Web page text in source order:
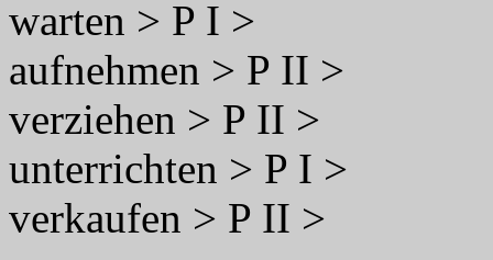
warten > P I >
aufnehmen > P II >
verziehen > P II >
unterrichten > P I >
verkaufen > P II >